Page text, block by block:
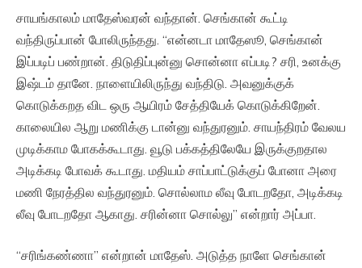
சாயங்காலம் மாதேஸ்வரன் வந்தான். செங்கான் கூட்டி
வந்திருப்பான் போலிருந்தது. “என்னடா மாதேஸூ, செங்கான்
இப்படிப் பண்றான். திடுதிப்புன்னு சொன்னா எப்படி? சரி, உனக்கு
இஷ்டம் தானே. நாளையிலிருந்து வந்திடு. அவனுக்குக்
கொடுக்கறத விட ஒரு ஆயிரம் சேத்தியேக் கொடுக்கிறேன்.
காலையில ஆறு மணிக்கு டான்னு வந்துரனும். சாயந்திரம் வேலய
முடிக்காம போகக்கூடாது. வூடு பக்கத்திலேயே இருக்குறதால
அடிக்கடி போவக் கூடாது. மதியம் சாப்பாட்டுக்குப் போனா அரை
மணி நேரத்தில வந்துரனும். சொல்லாம லீவு போடறதோ, அடிக்கடி
லீவு போடறதோ ஆகாது. சரின்னா சொல்லு” என்றார் அப்பா.
“சரிங்கண்ணா” என்றான் மாதேஸ். அடுத்த நாளே செங்கான்